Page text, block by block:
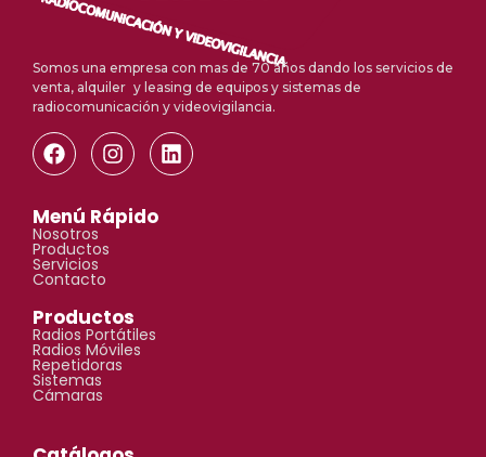
Somos una empresa con mas de 70 años dando los servicios de
venta, alquiler y leasing de equipos y sistemas de
radiocomunicación y videovigilancia.
Menú Rápido
Nosotros
Productos
Servicios
Contacto
Productos
Radios Portátiles
Radios Móviles
Repetidoras
Sistemas
Cámaras